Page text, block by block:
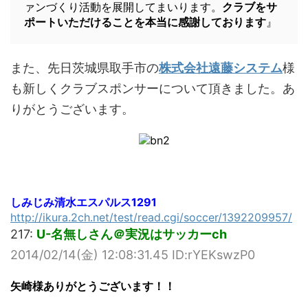
ァンづくり活動を展開してまいります。 クラブをサ
ポートいただけることを本当に感謝しております』
また、先日茨城県取手市の株式会社遠藤システム様
も新しくクラブスポンサーについて頂きました。あ
りがとうございます。
しみじみ清水エスパルス1291
http://ikura.2ch.net/test/read.cgi/soccer/1392209957/
217: U-名無しさん＠実況はサッカーch
2014/02/14(金) 12:08:31.45 ID:rYEKswzP0
矢崎様ありがとうございます！！